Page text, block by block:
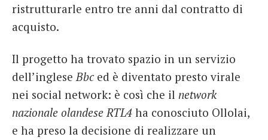
ristrutturarle entro tre anni dal contratto di
acquisto.
Il progetto ha trovato spazio in un servizio
dell’ingleseBbc ed è diventato presto virale
nei social network: è così che il network
nazionale olandese RTL4 ha conosciuto Ollolai,
e ha preso la decisione di realizzare un